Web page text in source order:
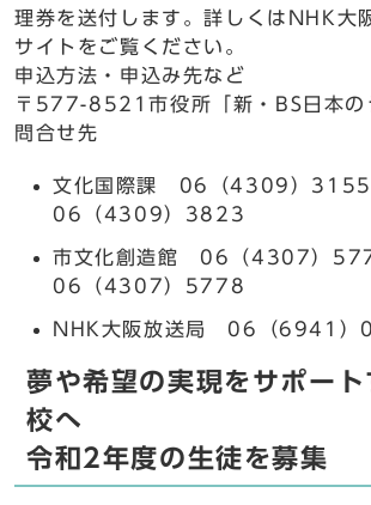
理券を送付します。詳しくはNHK大
サイトをご覧ください。
申込方法・申込み先など
〒577-8521市役所「新・BS日本の
問合せ先
文化国際課 06（4309）3155
06（4309）3823
市文化創造館 06（4307）
06（4307）5778
NHK大阪放送局 06（6941）
夢や希望の実現をサポー
校へ
令和2年度の生徒を募集